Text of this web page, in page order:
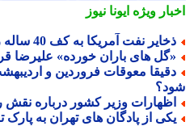
ویژهایونا نیوز
نفت آمریکا به کف 40 ساله رسید
های باران خورده» علیرضا
معوقات فروردین و
وزیر کشور درباره نقش
از پادگان های تهران به پارک